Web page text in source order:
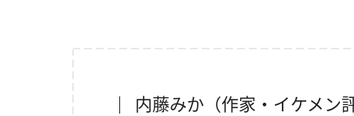
内藤みか（作家・イケメン